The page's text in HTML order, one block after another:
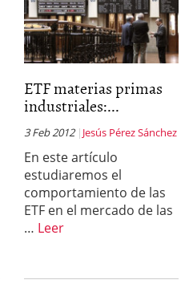
ETF materias primas
industriales:...
3 Feb 2012 Jesús Pérez Sánchez
En este artículo
estudiaremos el
comportamiento de las
ETF en el mercado de las
… Leer